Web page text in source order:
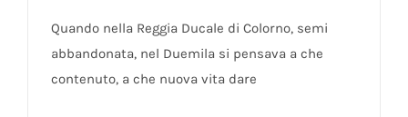
Quando nella Reggia Ducale di Colorno, semi
abbandonata, nel Duemila si pensava a che
contenuto, a che nuova vita dare